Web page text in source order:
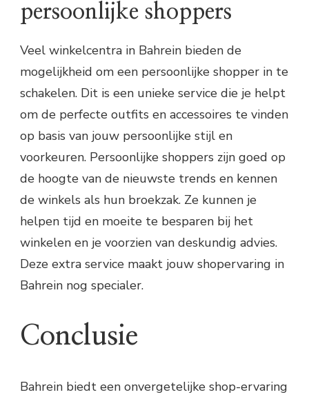
persoonlijke shoppers
Veel winkelcentra in Bahrein bieden de
mogelijkheid om een persoonlijke shopper in te
schakelen. Dit is een unieke service die je helpt
om de perfecte outfits en accessoires te vinden
op basis van jouw persoonlijke stijl en
voorkeuren. Persoonlijke shoppers zijn goed op
de hoogte van de nieuwste trends en kennen
de winkels als hun broekzak. Ze kunnen je
helpen tijd en moeite te besparen bij het
winkelen en je voorzien van deskundig advies.
Deze extra service maakt jouw shopervaring in
Bahrein nog specialer.
Conclusie
Bahrein biedt een onvergetelijke shop-ervaring